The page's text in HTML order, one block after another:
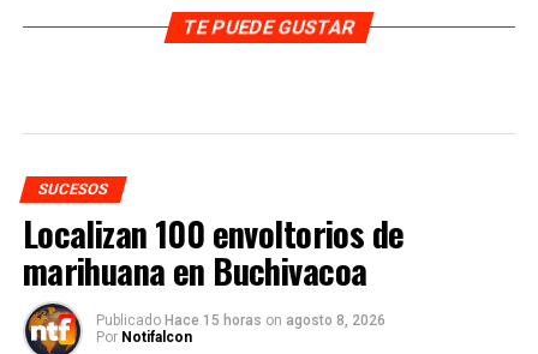
TE PUEDE GUSTAR
SUCESOS
Localizan 100 envoltorios de
marihuana en Buchivacoa
Publicado Hace 15 horas on agosto 8, 2026
Por Notifalcon